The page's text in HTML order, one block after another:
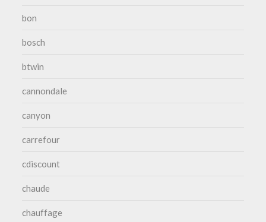
bon
bosch
btwin
cannondale
canyon
carrefour
cdiscount
chaude
chauffage